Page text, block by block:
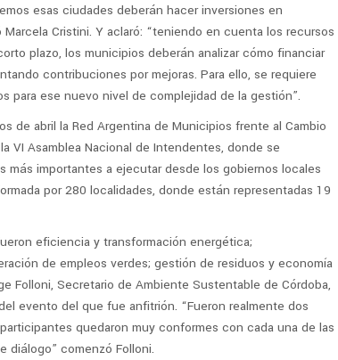
esas ciudades deberán hacer inversiones en
Cristini. Y aclaró: “teniendo en cuenta los recursos
plazo, los municipios deberán analizar cómo financiar
contribuciones por mejoras. Para ello, se requiere
para ese nuevo nivel de complejidad de la gestión”.
de abril la Red Argentina de Municipios frente al Cambio
VI Asamblea Nacional de Intendentes, donde se
más importantes a ejecutar desde los gobiernos locales
por 280 localidades, donde están representadas 19
eficiencia y transformación energética;
de empleos verdes; gestión de residuos y economía
Folloni, Secretario de Ambiente Sustentable de Córdoba,
evento del que fue anfitrión. “Fueron realmente dos
quedaron muy conformes con cada una de las
diálogo” comenzó Folloni.